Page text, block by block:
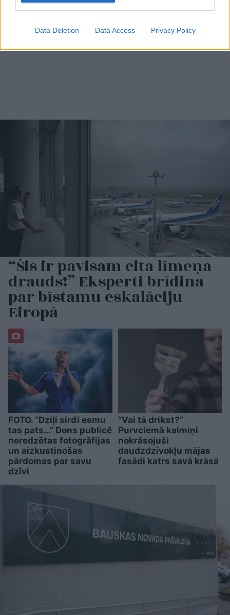
Data Deletion Data Access Privacy Policy
“Šis ir pavisam cita līmeņa
drauds!” Eksperti brīdina
par bīstamu eskalāciju
Eiropā
FOTO. “Dziļi sirdī esmu
tas pats…” Dons publicē
neredzētas fotogrāfijas
un aizkustinošas
pārdomas par savu
dzīvi
“Vai tā drīkst?”
Purvciemā kaimiņi
nokrāsojuši
daudzdzīvokļu mājas
fasādi katrs savā krāsā